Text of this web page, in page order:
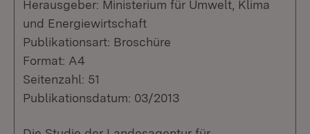
Herausgeber: Ministerium für Umwelt, Klima
und Energiewirtschaft
Publikationsart: Broschüre
Format: A4
Seitenzahl: 51
Publikationsdatum: 03/2013